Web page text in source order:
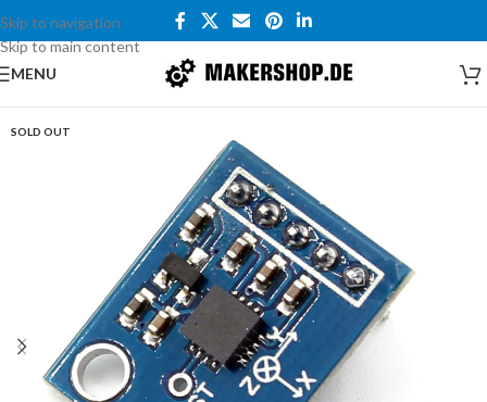
Skip to navigation
Skip to main content
MENU
SOLD OUT